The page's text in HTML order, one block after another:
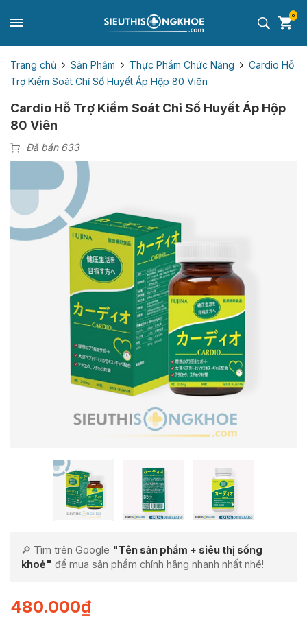
0
Trang chủ Sản Phẩm Thực Phẩm Chức Năng
Cardio Hỗ
Trợ Kiểm Soát Chỉ Số Huyết Áp Hộp 80 Viên
Cardio Hỗ Trợ Kiểm Soát Chỉ Số Huyết Áp Hộp
80 Viên
Đã bán 633
🔎 Tìm trên Google "Tên sản phẩm + siêu thị sống
khoẻ" để mua sản phẩm chính hãng nhanh nhất nhé!
480.000₫